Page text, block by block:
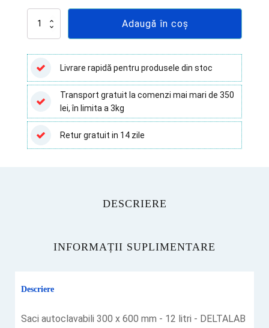
Cantitate
autoclavabili,
30x60
cm,
rezistenti
la
134ºC
-
12
litri
Deltalab
Adaugă în coș
Livrare rapidă pentru produsele din stoc
Transport gratuit la comenzi mai mari de 350
lei, în limita a 3kg
Retur gratuit in 14 zile
DESCRIERE
INFORMAȚII SUPLIMENTARE
Descriere
Saci autoclavabili 300 x 600 mm - 12 litri - DELTALAB